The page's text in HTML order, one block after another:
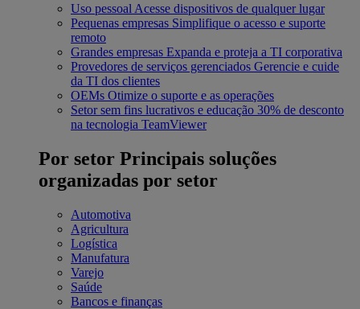
Uso pessoal Acesse dispositivos de qualquer lugar
Pequenas empresas Simplifique o acesso e suporte
remoto
Grandes empresas Expanda e proteja a TI corporativa
Provedores de serviços gerenciados Gerencie e cuide
da TI dos clientes
OEMs Otimize o suporte e as operações
Setor sem fins lucrativos e educação 30% de desconto
na tecnologia TeamViewer
Por setor Principais soluções
organizadas por setor
Automotiva
Agricultura
Logística
Manufatura
Varejo
Saúde
Bancos e finanças